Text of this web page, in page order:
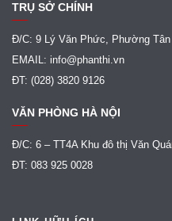
TRỤ SỞ CHÍNH
Đ/C: 9 Lý Văn Phức, Phường
EMAIL: info@phanthi.vn
ĐT: (028) 3820 9126
VĂN PHÒNG HÀ NỘI
Đ/C: 6 – TT4A Khu đô thị Văn
ĐT: 083 925 0028